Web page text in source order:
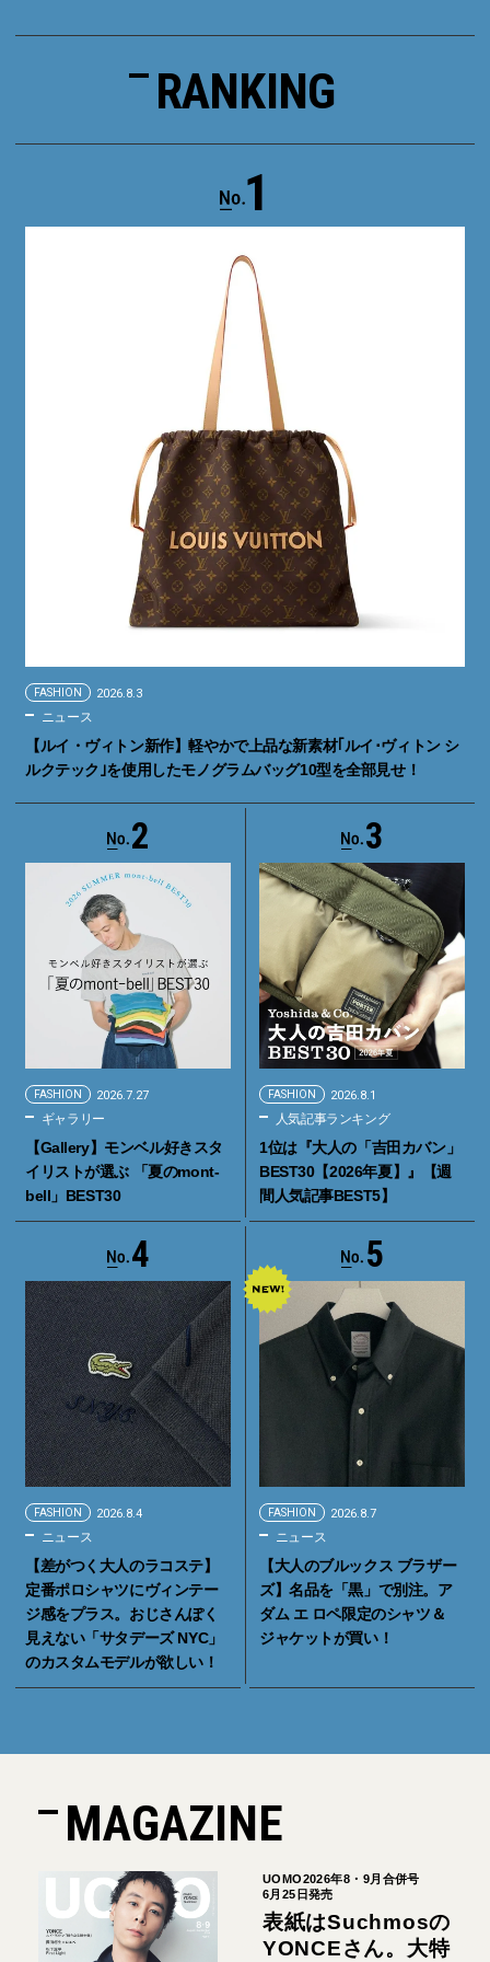
RANKING
1
FASHION 2026.8.3
ニュース
【ルイ・ヴィトン新作】軽やかで上品な新素材｢ルイ･ヴィトン シ
ルクテック｣を使用したモノグラムバッグ10型を全部見せ！
2
FASHION 2026.7.27
ギャラリー
【Gallery】モンベル好きスタ
イリストが選ぶ 「夏のmont-
bell」BEST30
3
FASHION 2026.8.1
人気記事ランキング
1位は『大人の「吉田カバン」
BEST30【2026年夏】』【週
間人気記事BEST5】
4
FASHION 2026.8.4
ニュース
【差がつく大人のラコステ】
定番ポロシャツにヴィンテー
ジ感をプラス。おじさんぽく
見えない「サタデーズ NYC」
のカスタムモデルが欲しい！
5
FASHION 2026.8.7
ニュース
【大人のブルックス ブラザー
ズ】名品を「黒」で別注。ア
ダム エ ロペ限定のシャツ＆
ジャケットが買い！
MAGAZINE
UOMO2026年8・9月合併号
6月25日発売
表紙はSuchmosの
YONCEさん。大特